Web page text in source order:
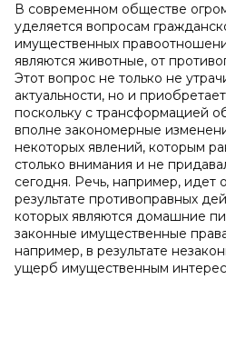
В современном обществе
уделяется вопросам
имущественных
являются животные, от
Этот вопрос не только не
актуальности, но и
поскольку с трансформацией
вполне закономерные
некоторых явлений, которым
столько внимания и не
сегодня. Речь, например, идет
результате противоправных
которых являются домашние
законные имущественные
например, в результате
ущерб имущественным